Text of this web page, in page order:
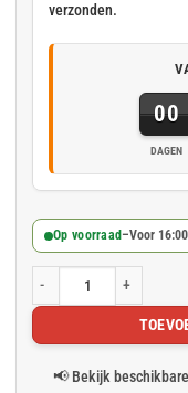
verzonden.
00
DAGEN
Op voorraad –Voor
Groen afdekzeil 4x6m
📢 Bekijk